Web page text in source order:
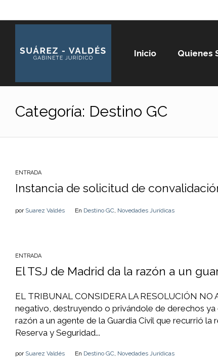
Inicio Quienes
Categoría: Destino GC
ENTRADA
Instancia de solicitud de
por Suarez Valdés En Destino GC, Novedades Jurídicas
ENTRADA
El TSJ de Madrid da la razón a un
EL TRIBUNAL CONSIDERA LA RESOLUCIÓN
negativo, destruyendo o privándole de derechos
razón a un agente de la Guardia Civil que recurrió
Reserva y Seguridad...
por Suarez Valdés En Destino GC, Novedades Jurídicas